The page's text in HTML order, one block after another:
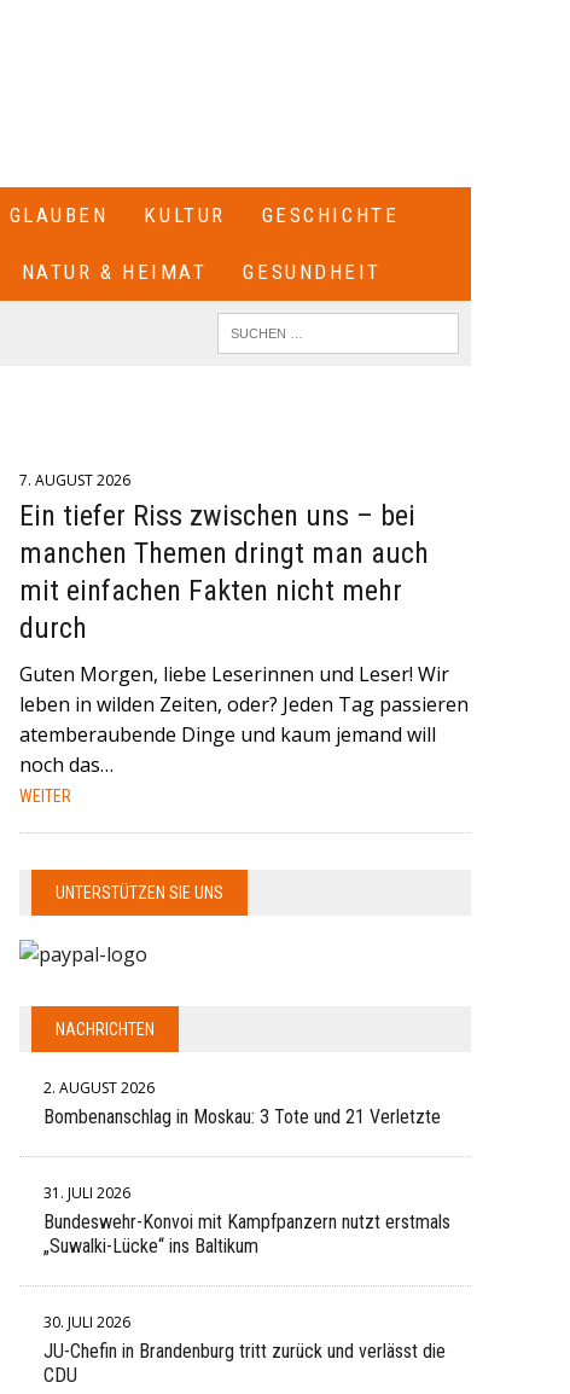
GLAUBEN KULTUR GESCHICHTE
NATUR & HEIMAT GESUNDHEIT
7. AUGUST 2026
Ein tiefer Riss zwischen uns – bei
manchen Themen dringt man auch
mit einfachen Fakten nicht mehr
durch
Guten Morgen, liebe Leserinnen und Leser! Wir
leben in wilden Zeiten, oder? Jeden Tag passieren
atemberaubende Dinge und kaum jemand will
noch das…
WEITER
UNTERSTÜTZEN SIE UNS
NACHRICHTEN
2. AUGUST 2026
Bombenanschlag in Moskau: 3 Tote und 21 Verletzte
31. JULI 2026
Bundeswehr-Konvoi mit Kampfpanzern nutzt erstmals
„Suwalki-Lücke“ ins Baltikum
30. JULI 2026
JU-Chefin in Brandenburg tritt zurück und verlässt die
CDU